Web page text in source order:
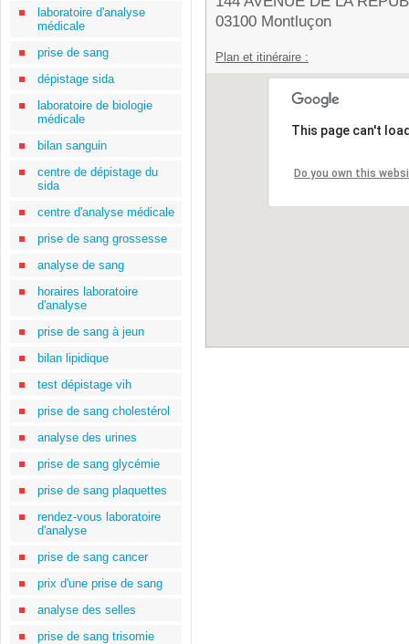
laboratoire d'analyse
médicale
prise de sang
dépistage sida
laboratoire de biologie
médicale
bilan sanguin
centre de dépistage du
sida
centre d'analyse médicale
prise de sang grossesse
analyse de sang
horaires laboratoire
d'analyse
prise de sang à jeun
bilan lipidique
test dépistage vih
prise de sang cholestérol
analyse des urines
prise de sang glycémie
prise de sang plaquettes
rendez-vous laboratoire
d'analyse
prise de sang cancer
prix d'une prise de sang
analyse des selles
prise de sang trisomie
03100 Montluçon
Plan et itinéraire :
This page can't
Do you own this